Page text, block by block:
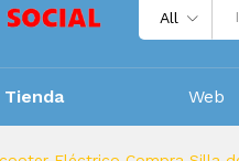
All
Web